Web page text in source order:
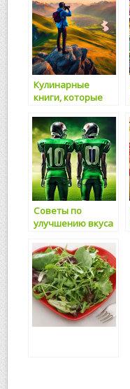
Кулинарные
книги, которые
Советы по
улучшению вкуса